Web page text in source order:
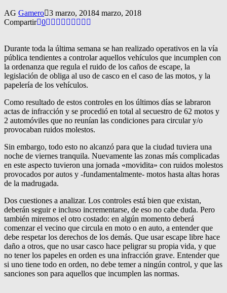
AG Gamero 3 marzo, 20184 marzo, 2018
Compartir 0
Durante toda la última semana se han realizado operativos en la vía
pública tendientes a controlar aquellos vehículos que incumplen con
la ordenanza que regula el ruido de los caños de escape, la
legislación de obliga al uso de casco en el caso de las motos, y la
papelería de los vehículos.
Como resultado de estos controles en los últimos días se labraron
actas de infracción y se procedió en total al secuestro de 62 motos y
2 automóviles que no reunían las condiciones para circular y/o
provocaban ruidos molestos.
Sin embargo, todo esto no alcanzó para que la ciudad tuviera una
noche de viernes tranquila. Nuevamente las zonas más complicadas
en este aspecto tuvieron una jornada «movidita» con ruidos molestos
provocados por autos y -fundamentalmente- motos hasta altas horas
de la madrugada.
Dos cuestiones a analizar. Los controles está bien que existan,
deberán seguir e incluso incrementarse, de eso no cabe duda. Pero
también miremos el otro costado: en algún momento deberá
comenzar el vecino que circula en moto o en auto, a entender que
debe respetar los derechos de los demás. Que usar escape libre hace
daño a otros, que no usar casco hace peligrar su propia vida, y que
no tener los papeles en orden es una infracción grave. Entender que
si uno tiene todo en orden, no debe temer a ningún control, y que las
sanciones son para aquellos que incumplen las normas.